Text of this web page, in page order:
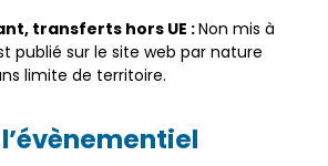
transferts hors UE :Non mis à
publié sur le site web par nature
limite de territoire.